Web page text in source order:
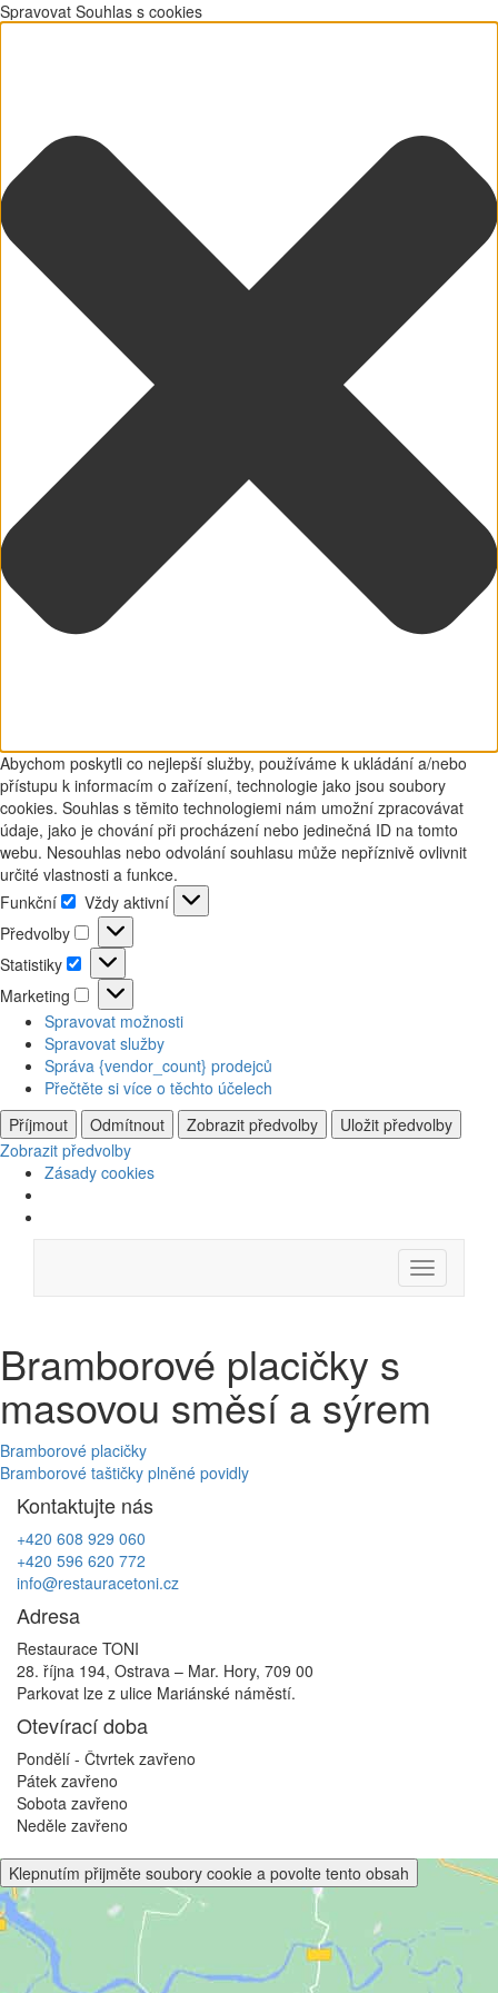
Spravovat Souhlas s cookies
Abychom poskytli co nejlepší služby, používáme k ukládání a/nebo
přístupu k informacím o zařízení, technologie jako jsou soubory
cookies. Souhlas s těmito technologiemi nám umožní zpracovávat
údaje, jako je chování při procházení nebo jedinečná ID na tomto
webu. Nesouhlas nebo odvolání souhlasu může nepříznivě ovlivnit
určité vlastnosti a funkce.
Funkční
Funkční
Vždy aktivní
Předvolby
Předvolby
Statistiky
Statistiky
Marketing
Marketing
Spravovat možnosti
Spravovat služby
Správa {vendor_count} prodejců
Přečtěte si více o těchto účelech
Příjmout
Odmítnout Zobrazit předvolby
Uložit předvolby
Zobrazit předvolby
Zásady cookies
content
Menu
Bramborové placičky s
masovou směsí a sýrem
Navigace
pro
příspěvek
Bramborové placičky
Bramborové taštičky plněné povidly
Kontaktujte nás
+420 608 929 060
+420 596 620 772
info@restauracetoni.cz
Adresa
Restaurace TONI
28. října 194, Ostrava – Mar. Hory, 709 00
Parkovat lze z ulice Mariánské náměstí.
Otevírací doba
Pondělí - Čtvrtek zavřeno
Pátek zavřeno
Sobota zavřeno
Neděle zavřeno
Klepnutím přijměte soubory cookie a povolte tento obsah